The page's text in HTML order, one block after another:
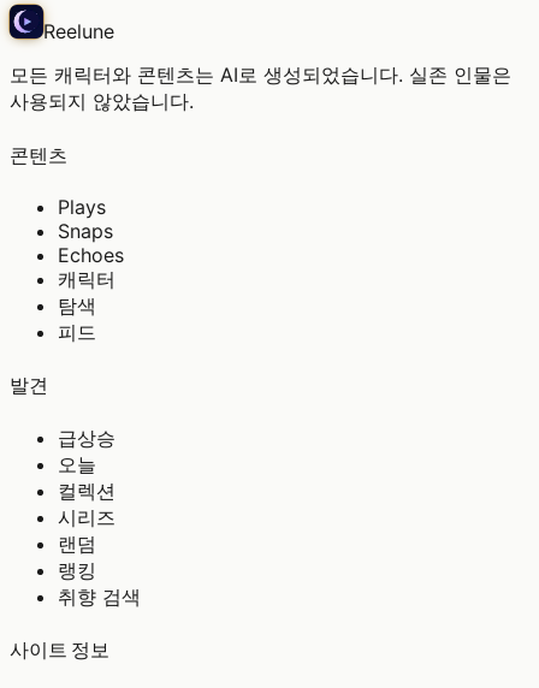
Reelune
모든 캐릭터와 콘텐츠는 AI로 생성되었습니다. 실존 인물은
사용되지 않았습니다.
콘텐츠
Plays
Snaps
Echoes
캐릭터
탐색
피드
발견
급상승
오늘
컬렉션
시리즈
랜덤
랭킹
취향 검색
사이트 정보